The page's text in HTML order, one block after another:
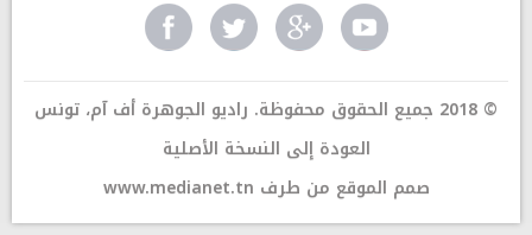
© 2018 جميع الحقوق محفوظة. راديو الجوهرة أف آم، تونس
العودة إلى النسخة الأصلية
www.medianet.tn صمم الموقع من طرف